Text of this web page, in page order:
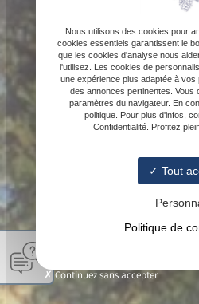
Nous utilisons des cookies pour
cookies essentiels garantissent le
que les cookies d'analyse nous
l'utilisez. Les cookies de
une expérience plus adaptée à
des annonces pertinentes. Vous
paramètres du navigateur. En
politique. Pour plus d'infos,
Confidentialité. Profitez
Tout
Politique de
Continuez sans accepter